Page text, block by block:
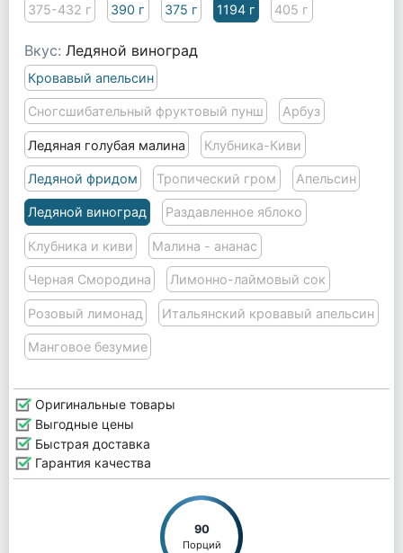
375-432 г 390 г 375 г 1194 г 405 г
Вкус: Ледяной виноград
Кровавый апельсин
Сногсшибательный фруктовый пунш Арбуз
Ледяная голубая малина Клубника-Киви
Ледяной фридом Тропический гром Апельсин
Ледяной виноград Раздавленное яблоко
Клубника и киви Малина - ананас
Черная Смородина Лимонно-лаймовый сок
Розовый лимонад Итальянский кровавый апельсин
Манговое безумие
Оригинальные товары
Выгодные цены
Быстрая доставка
Гарантия качества
90
Порций